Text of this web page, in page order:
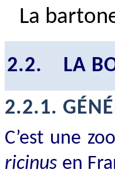
La
2.2.
LA
2.2.1.
C’est une
ricinus en